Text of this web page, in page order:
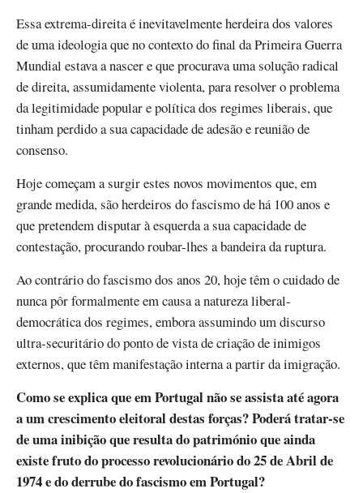
Essa extrema-direita é inevitavelmente herdeira dos valores
de uma ideologia que no contexto do final da Primeira Guerra
Mundial estava a nascer e que procurava uma solução radical
de direita, assumidamente violenta, para resolver o problema
da legitimidade popular e política dos regimes liberais, que
tinham perdido a sua capacidade de adesão e reunião de
consenso.
Hoje começam a surgir estes novos movimentos que, em
grande medida, são herdeiros do fascismo de há 100 anos e
que pretendem disputar à esquerda a sua capacidade de
contestação, procurando roubar-lhes a bandeira da ruptura.
Ao contrário do fascismo dos anos 20, hoje têm o cuidado de
nunca pôr formalmente em causa a natureza liberal-
democrática dos regimes, embora assumindo um discurso
ultra-securitário do ponto de vista de criação de inimigos
externos, que têm manifestação interna a partir da imigração.
Como se explica que em Portugal não se assista até agora
a um crescimento eleitoral destas forças? Poderá tratar-se
de uma inibição que resulta do património que ainda
existe fruto do processo revolucionário do 25 de Abril de
1974 e do derrube do fascismo em Portugal?